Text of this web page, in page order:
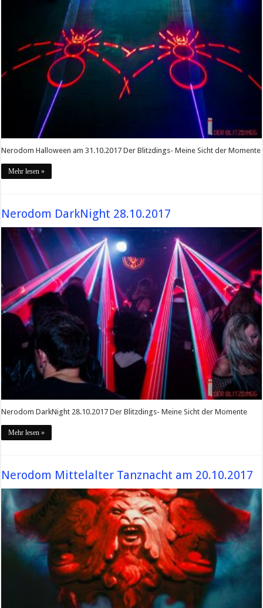
Nerodom Halloween am 31.10.2017 Der Blitzdings- Meine Sicht der Momente
Mehr lesen »
Nerodom DarkNight 28.10.2017
Nerodom DarkNight 28.10.2017 Der Blitzdings- Meine Sicht der Momente
Mehr lesen »
Nerodom Mittelalter Tanznacht am 20.10.2017